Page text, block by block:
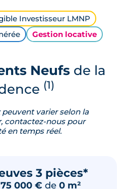
Investisseur LMNP
Gestion locative
Neufsde la
(1)
peuvent varier selon la
contactez-nous pour
en temps réel.
3 pièces*
000 € de 0 m²